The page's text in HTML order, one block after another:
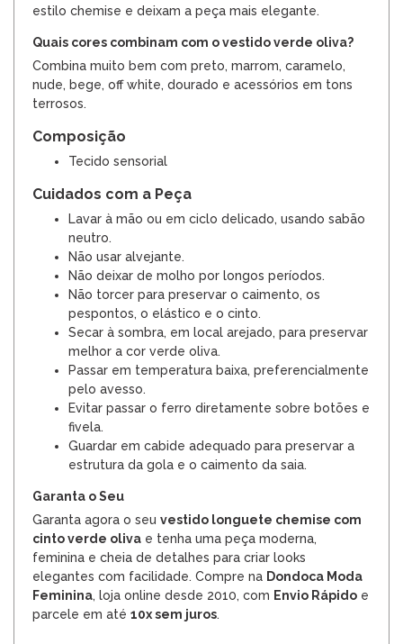
estilo chemise e deixam a peça mais elegante.
Quais cores combinam com o vestido verde oliva?
Combina muito bem com preto, marrom, caramelo,
nude, bege, off white, dourado e acessórios em tons
terrosos.
Composição
Tecido sensorial
Cuidados com a Peça
Lavar à mão ou em ciclo delicado, usando sabão
neutro.
Não usar alvejante.
Não deixar de molho por longos períodos.
Não torcer para preservar o caimento, os
pespontos, o elástico e o cinto.
Secar à sombra, em local arejado, para preservar
melhor a cor verde oliva.
Passar em temperatura baixa, preferencialmente
pelo avesso.
Evitar passar o ferro diretamente sobre botões e
fivela.
Guardar em cabide adequado para preservar a
estrutura da gola e o caimento da saia.
Garanta o Seu
Garanta agora o seu vestido longuete chemise com
cinto verde oliva e tenha uma peça moderna,
feminina e cheia de detalhes para criar looks
elegantes com facilidade. Compre na Dondoca Moda
Feminina, loja online desde 2010, com Envio Rápido e
parcele em até 10x sem juros.